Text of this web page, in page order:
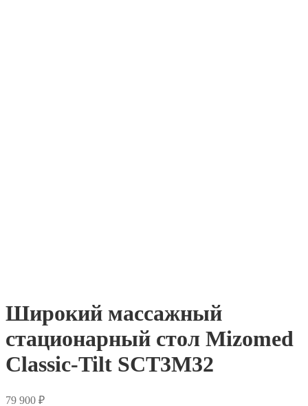
Широкий массажный
стационарный стол Mizomed
Classic-Tilt SCT3M32
79 900 ₽